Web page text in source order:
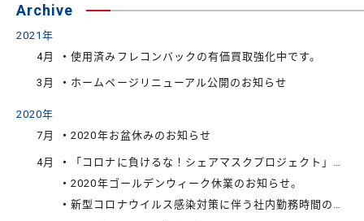
Archive
2021年
4月
使用済みフレコンバックの有価買取強化中です。
3月 ホームページリニューアル公開のお知らせ
2020年
7月
2020年お盆休みのお知らせ
4月
「コロナに負けるな！シェアマスクプロジェクト」に関するお知らせ
2020年ゴールデンウィーク休業のお知らせ。
新型コロナウイルス感染対策に伴う社内勤務時間の変更について